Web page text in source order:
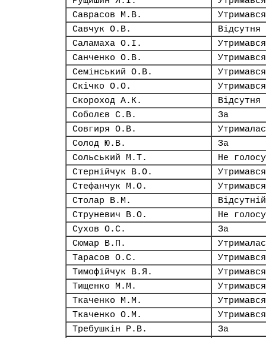
Саврасов М.В.
Утримався
Савчук О.В.
Відсутня
Саламаха О.І.
Утримався
Санченко О.В.
Утримався
Семінський О.В.
Утримався
Скічко О.О.
Утримався
Скороход А.К.
Відсутня
Соболєв С.В.
За
Совгиря О.В.
Солод Ю.В.
За
Сольський М.Т.
Не
Стернійчук В.О.
Утримався
Стефанчук М.О.
Утримався
Столар В.М.
Відсутній
Струневич В.О.
Не
Сухов О.С.
За
Сюмар В.П.
Тарасов О.С.
Утримався
Тимофійчук В.Я.
Утримався
Тищенко М.М.
Утримався
Ткаченко М.М.
Утримався
Ткаченко О.М.
Утримався
Требушкін Р.В.
За